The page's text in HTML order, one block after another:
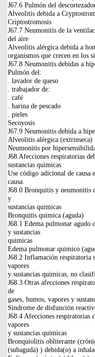
J67.6 Pulmón del
Alveolitis debida a
Criptostromosis
J67.7 Neumonitis de la
del aire
Alveolitis alérgica debida a
organismos que crecen en los
J67.8 Neumonitis debidas a
Pulmón del:
. lavador de queso
. trabajador de:
. café
. harina de pescado
. pieles
Secoyosis
J67.9 Neumonitis debida a
Alveolitis alérgica (extrinseca)
Neumonitis por
J68 Afecciones respiratorias
sustancias quimicas
Use código adicional de
causa.
J68.0 Bronquitis y neumonitis
y
sustancias quimicas
Bronquitis quimica (aguda)
J68.1 Edema pulmonar agudo
y sustancias
quimicas
Edema pulmonar quimico
J68.2 Inflamación respiratoria
vapores
y sustancias quimicas, no
J68.3 Otras afecciones
de
gases, humos, vapores y
Sindrome de disfunción
J68.4 Afecciones respiratorias
vapores
y sustancias quimicas
Bronquiolitis obliterante
(subaguda) ) debida(o) a